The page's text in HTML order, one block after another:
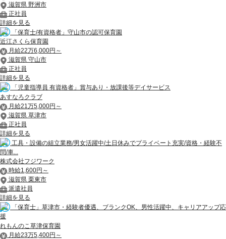
滋賀県 野洲市
正社員
詳細を見る
「保育士/有資格者」守山市の認可保育園
近江さくら保育園
月給22万6,000円～
滋賀県 守山市
正社員
詳細を見る
「児童指導員 有資格者」賞与あり・放課後等デイサービス
あすなろクラブ
月給21万5,000円～
滋賀県 草津市
正社員
詳細を見る
工具・設備の組立業務/男女活躍中/土日休みでプライベート充実/資格・経験不
問/車...
株式会社フジワーク
時給1,600円～
滋賀県 栗東市
派遣社員
詳細を見る
「保育士」草津市・経験者優遇、ブランクOK、男性活躍中、キャリアアップ応
援
れもんのこ草津保育園
月給23万5,400円～